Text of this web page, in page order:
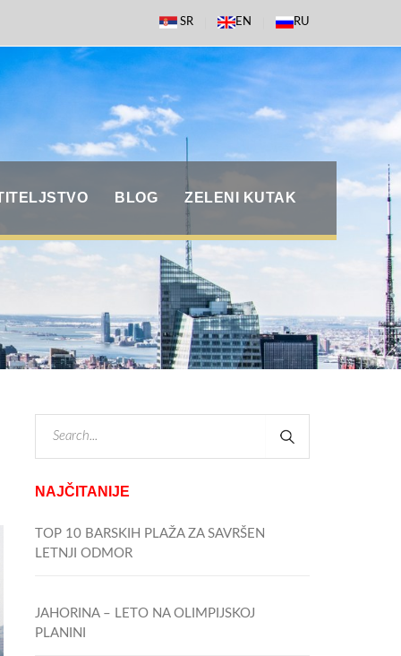
SR EN RU
BLOG ZELENI KUTAK
NAJČITANIJE
TOP 10 BARSKIH PLAŽA ZA SAVRŠEN
LETNJI ODMOR
JAHORINA – LETO NA OLIMPIJSKOJ
PLANINI